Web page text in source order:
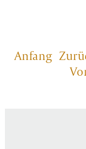
Anfang